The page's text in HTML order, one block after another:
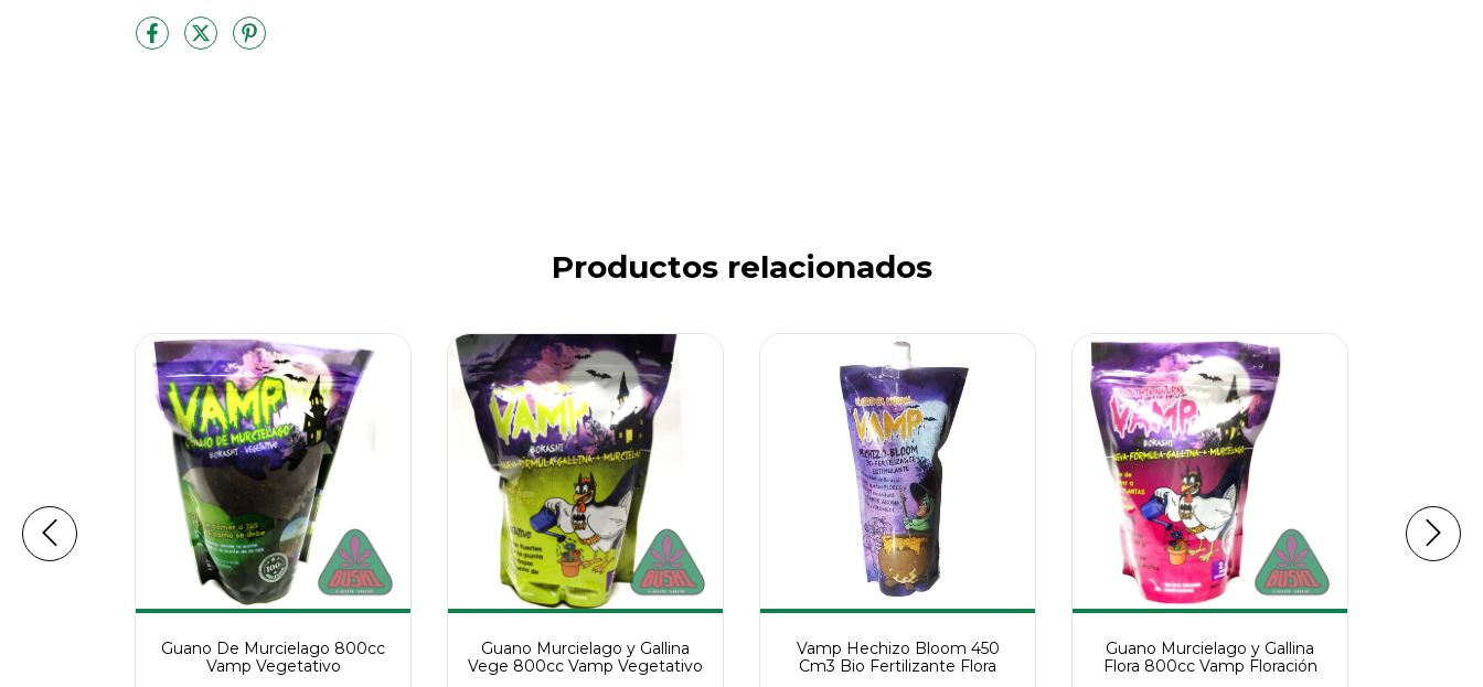
Productos relacionados
Guano De Murcielago 800cc
Vamp Vegetativo
Guano Murcielago y Gallina
Vege 800cc Vamp Vegetativo
Vamp Hechizo Bloom 450
Cm3 Bio Fertilizante Flora
Guano Murcielago y Gallina
Flora 800cc Vamp Floración